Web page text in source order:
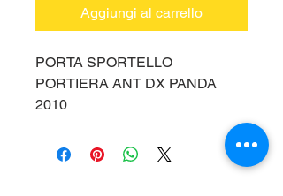
Aggiungi al carrello
PORTA SPORTELLO
PORTIERA ANT DX PANDA
2010